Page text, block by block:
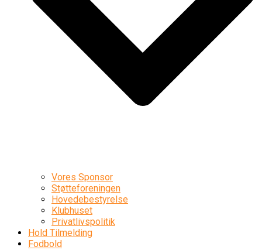
Vores Sponsor
Støtteforeningen
Hovedebestyrelse
Klubhuset
Privatlivspolitik
Hold Tilmelding
Fodbold